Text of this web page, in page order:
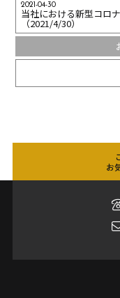
2021-04-30
当社における新型コロ
（2021/4/30）
お